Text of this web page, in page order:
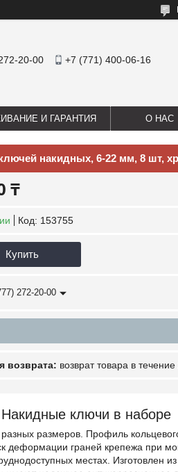
20-00 +7 (771) 400-06-16
И ГАРАНТИЯ О НАС
накидных, 6-22 мм, 8 шт,
₸
Код: 153755
Купить
272-20-00
возврат товара в
Накидные ключи в наборе
размеров. Профиль
деформации граней крепежа при
местах. Изготовлен